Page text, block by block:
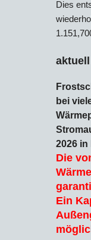
Dies
bei
2026 in
Die
Ein